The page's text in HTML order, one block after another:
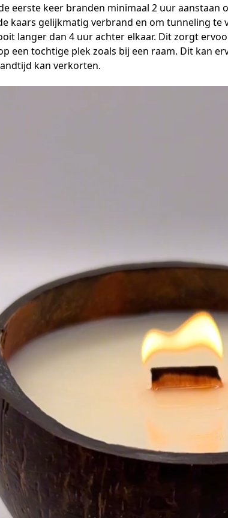
eerste keer branden minimaal 2 uur
kaars gelijkmatig verbrand en om tunneling te
langer dan 4 uur achter elkaar. Dit zorgt
een tochtige plek zoals bij een raam. Dit kan
kan verkorten.